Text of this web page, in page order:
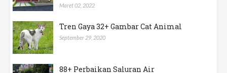
Maret 02, 2022
Tren Gaya 32+ Gambar Cat Animal
September 29, 2020
88+ Perbaikan Saluran Air